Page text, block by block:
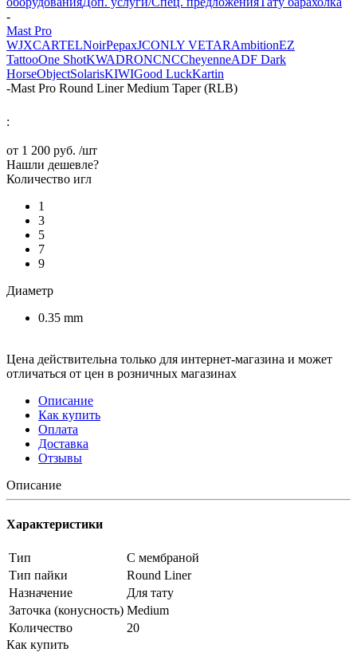
-
Mast Pro
WJXCARTELNoirPepaxJCONLY VETARAmbitionEZ
TattooOne ShotKWADRONCNCCheyenneADF Dark
HorseObjectSolarisKIWIGood LuckKartin
-Mast Pro Round Liner Medium Taper (RLB)
:
от 1 200 руб. /шт
Нашли дешевле?
Количество игл
1
3
5
7
9
Диаметр
0.35 mm
Цена действительна только для интернет-магазина и может
отличаться от цен в розничных магазинах
Описание
Как купить
Оплата
Доставка
Отзывы
Описание
Характеристики
Тип
С мембраной
Тип пайки
Round Liner
Назначение
Для тату
Заточка (конусность) Medium
Количество
20
Как купить